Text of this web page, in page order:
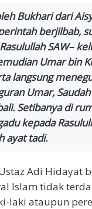
Bukhari dari
berjilbab,
SAW–
Umar bin
langsung
Umar,
Setibanya di
kepada
ayat tadi.
Adi Hidayat
Islam tidak
laki ataupun